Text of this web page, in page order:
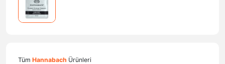
Tüm Hannabach Ürünleri